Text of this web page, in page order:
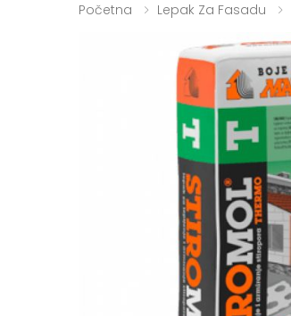
Početna Lepak Za Fasadu